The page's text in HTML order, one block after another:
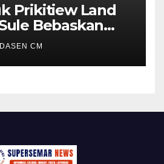
Prikitiew Land
Bebaskan
Bawa Bekal
DASEN CM